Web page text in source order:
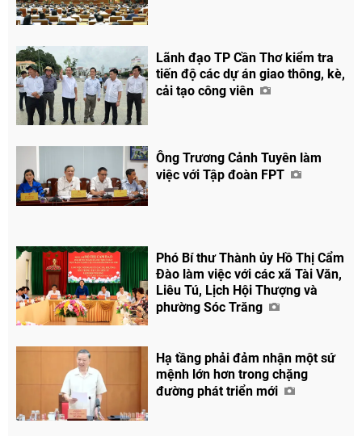
Lãnh đạo TP Cần Thơ kiểm tra
tiến độ các dự án giao thông, kè,
cải tạo công viên
Ông Trương Cảnh Tuyên làm
việc với Tập đoàn FPT
Phó Bí thư Thành ủy Hồ Thị Cẩm
Đào làm việc với các xã Tài Văn,
Liêu Tú, Lịch Hội Thượng và
phường Sóc Trăng
Hạ tầng phải đảm nhận một sứ
mệnh lớn hơn trong chặng
đường phát triển mới